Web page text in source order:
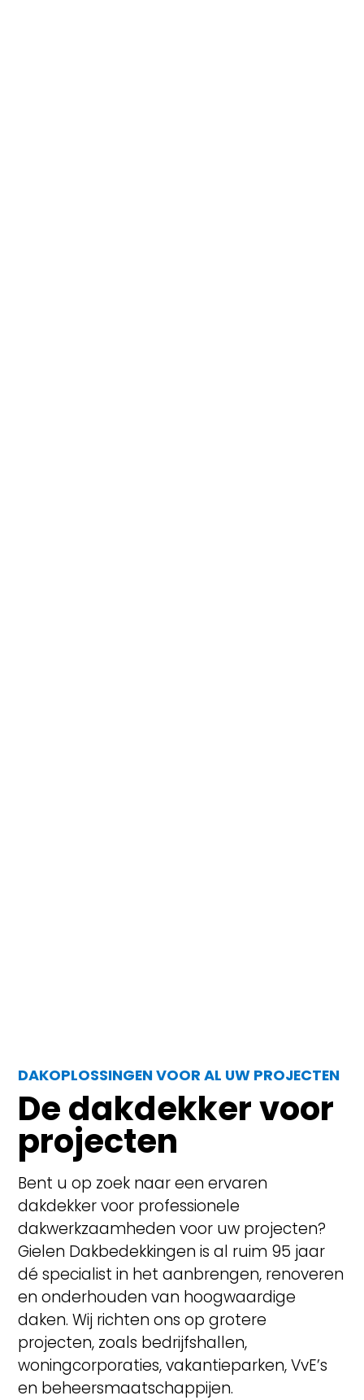
DAKOPLOSSINGEN VOOR AL UW PROJECTEN
De dakdekker voor
projecten
Bent u op zoek naar een ervaren
dakdekker voor professionele
dakwerkzaamheden voor uw projecten?
Gielen Dakbedekkingen is al ruim 95 jaar
dé specialist in het aanbrengen, renoveren
en onderhouden van hoogwaardige
daken. Wij richten ons op grotere
projecten, zoals bedrijfshallen,
woningcorporaties, vakantieparken, VvE’s
en beheersmaatschappijen.